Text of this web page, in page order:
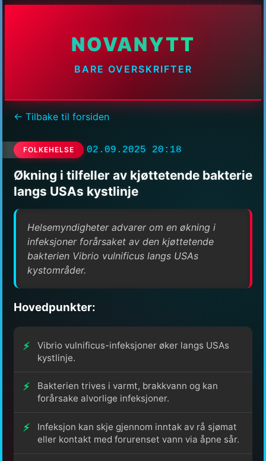
NOVANYTT
BARE OVERSKRIFTER
← Tilbake til forsiden
FOLKEHELSE 02.09.2025 20:18
Økning i tilfeller av kjøttetende bakterie
langs USAs kystlinje
Helsemyndigheter advarer om en økning i
infeksjoner forårsaket av den kjøttetende
bakterien Vibrio vulnificus langs USAs
kystområder.
Hovedpunkter:
Vibrio vulnificus-infeksjoner øker langs USAs
kystlinje.
Bakterien trives i varmt, brakkvann og kan
forårsake alvorlige infeksjoner.
Infeksjon kan skje gjennom inntak av rå sjømat
eller kontakt med forurenset vann via åpne sår.